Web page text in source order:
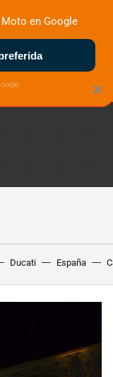
MOTOS ELÉCTRICAS
Ducati España
×
en Google